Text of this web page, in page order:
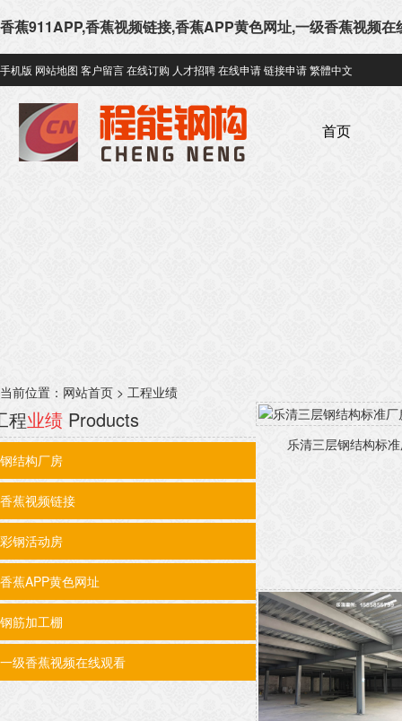
香蕉911APP,香蕉视频链接,香蕉APP黄色网址,一级香蕉视频在
手机版 网站地图 客户留言在线订购 人才招聘在线申请链接申请繁體中文
首页
当前位置： 网站首页 > 工程业绩
程业绩 Products
钢结构厂房
香蕉视频链接
彩钢活动房
香蕉APP黄色网址
钢筋加工棚
一级香蕉视频在线观看
乐清三层钢结构标